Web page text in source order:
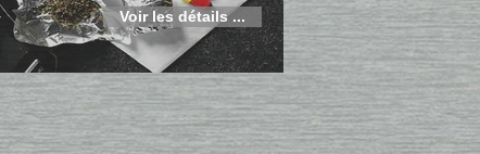
Voir les détails ...